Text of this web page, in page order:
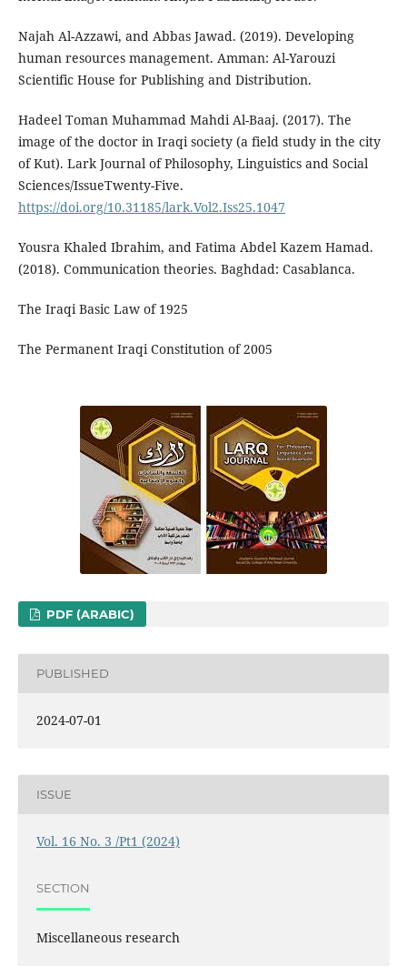
Najah Al-Azzawi, and Abbas Jawad. (2019). Developing
human resources management. Amman: Al-Yarouzi
Scientific House for Publishing and Distribution.
Hadeel Toman Muhammad Mahdi Al-Baaj. (2017). The
image of the doctor in Iraqi society (a field study in the city
of Kut). Lark Journal of Philosophy, Linguistics and Social
Sciences/IssueTwenty-Five.
https://doi.org/10.31185/lark.Vol2.Iss25.1047
Yousra Khaled Ibrahim, and Fatima Abdel Kazem Hamad.
(2018). Communication theories. Baghdad: Casablanca.
The Iraqi Basic Law of 1925
The Permanent Iraqi Constitution of 2005
PDF (ARABIC)
PUBLISHED
2024-07-01
ISSUE
Vol. 16 No. 3 /Pt1 (2024)
SECTION
Miscellaneous research